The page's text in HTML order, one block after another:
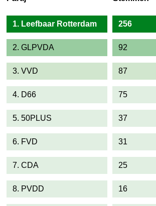
1. Leefbaar Rotterdam 256
2. GLPVDA 92
3. VVD 87
4. D66 75
5. 50PLUS 37
6. FVD 31
7. CDA 25
8. PVDD 16